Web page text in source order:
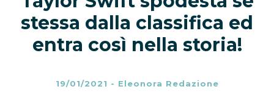
stessa dalla classifica ed
entra così nella storia!
19/01/2021 - Eleonora Redazione